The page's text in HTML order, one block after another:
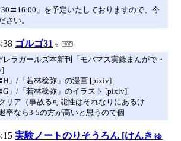
〓16:00」を予定いたしておりますので、今
さい。
ゴルゴ31
ラガールズ本新刊「モバマス実録まんがで・
H」/「若林稔弥」の漫画 [pixiv]
G」/「若林稔弥」のイラスト [pixiv]
リア（事故る可能性はそれなりにあるけ
率なら3-5の方が高いと思うので個
実験ノートのりそうろん [けんきゅ